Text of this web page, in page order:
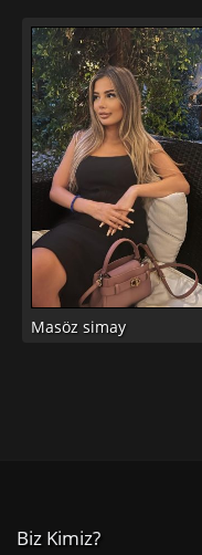
Masöz simay
Biz Kimiz?